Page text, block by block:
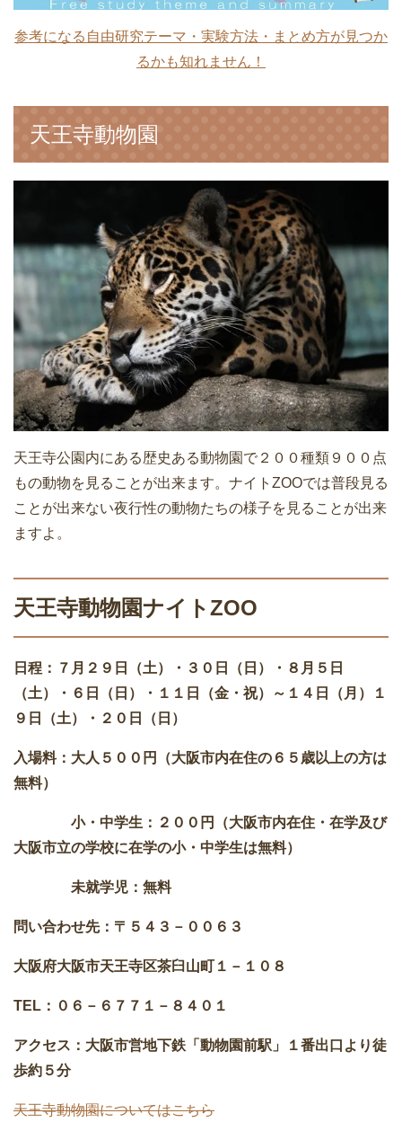
参考になる自由研究テーマ・実験方法・まとめ方が見つか
るかも知れません！
天王寺動物園
天王寺公園内にある歴史ある動物園で２００種類９００点
もの動物を見ることが出来ます。ナイトZOOでは普段見る
ことが出来ない夜行性の動物たちの様子を見ることが出来
ますよ。
天王寺動物園ナイトZOO
日程：７月２９日（土）・３０日（日）・８月５日
（土）・６日（日）・１１日（金・祝）～１４日（月）１
９日（土）・２０日（日）
入場料：大人５００円（大阪市内在住の６５歳以上の方は
無料）
小・中学生：２００円（大阪市内在住・在学及び
大阪市立の学校に在学の小・中学生は無料）
未就学児：無料
問い合わせ先：〒５４３－００６３
大阪府大阪市天王寺区茶臼山町１－１０８
TEL ：０６－６７７１－８４０１
アクセス：大阪市営地下鉄「動物園前駅」１番出口より徒
歩約５分
天王寺動物園についてはこちら